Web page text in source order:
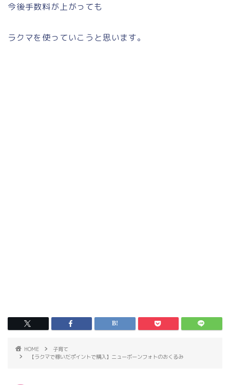
今後手数料が上がっても
ラクマを使っていこうと思います。
HOME
子育て
【ラクマで稼いだポイントで購入】ニューボーンフォトのおくるみ